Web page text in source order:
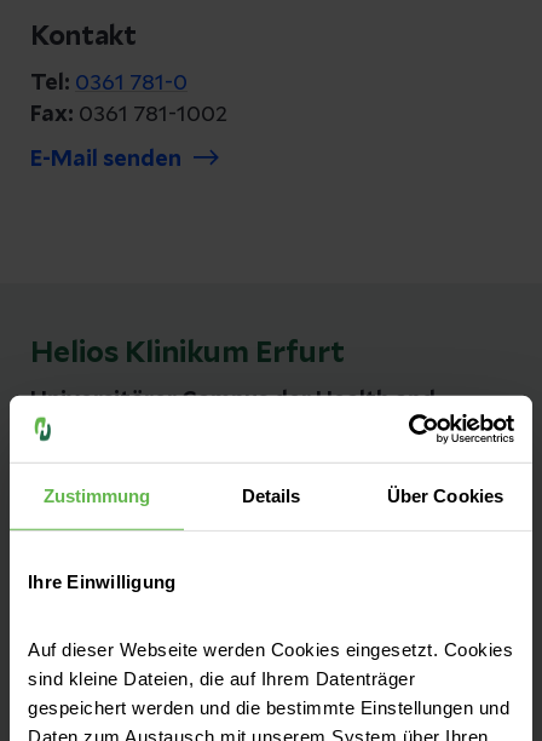
Zustimmung Details Über Cookies
Ihre Einwilligung
Auf dieser Webseite werden Cookies eingesetzt. Cookies
sind kleine Dateien, die auf Ihrem Datenträger
gespeichert werden und die bestimmte Einstellungen und
Daten zum Austausch mit unserem System über Ihren
Kontakt
Tel: 0361 781-0
Fax: 0361 781-1002
E-Mail senden
Helios Klinikum Erfurt
Universitärer Campus der Health and
Medical University Erfurt
Kontakt
99089 Erfurt
Anfahrt auf Google Maps
Tel:(0361) 781-0 (allgemeine Telefonzentrale)